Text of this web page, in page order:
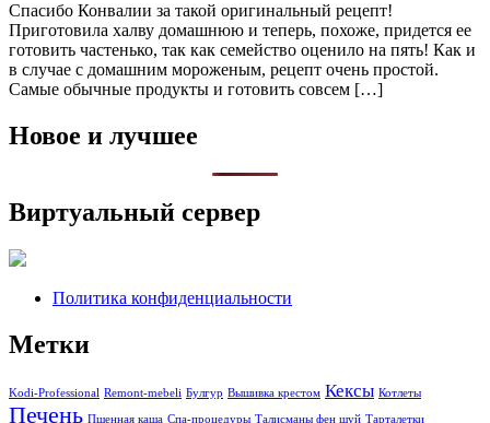
Спасибо Конвалии за такой оригинальный рецепт!
Приготовила халву домашнюю и теперь, похоже, придется ее
готовить частенько, так как семейство оценило на пять! Как и
в случае с домашним мороженым, рецепт очень простой.
Самые обычные продукты и готовить совсем […]
Новое и лучшее
Виртуальный сервер
Политика конфиденциальности
Метки
Kodi-Professional Remont-mebeli Булгур Вышивка крестом Кексы Котлеты
Печень Пшенная каша Спа-процедуры Талисманы фен шуй Тарталетки